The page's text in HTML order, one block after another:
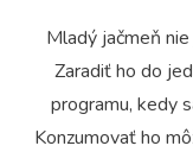
Mladý jačmeň
Zaradiť ho do
programu, kedy
Konzumovať ho